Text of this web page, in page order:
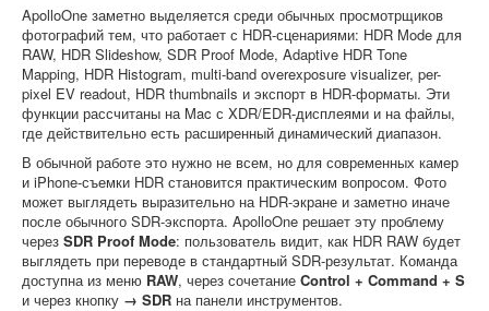
ApolloOne заметно выделяется среди обычных просмотрщиков
фотографий тем, что работает с HDR-сценариями: HDR Mode для
RAW, HDR Slideshow, SDR Proof Mode, Adaptive HDR Tone
Mapping, HDR Histogram, multi-band overexposure visualizer, per-
pixel EV readout, HDR thumbnails и экспорт в HDR-форматы. Эти
функции рассчитаны на Mac с XDR/EDR-дисплеями и на файлы,
где действительно есть расширенный динамический диапазон.
В обычной работе это нужно не всем, но для современных камер
и iPhone-съемки HDR становится практическим вопросом. Фото
может выглядеть выразительно на HDR-экране и заметно иначе
после обычного SDR-экспорта. ApolloOne решает эту проблему
через SDR Proof Mode: пользователь видит, как HDR RAW будет
выглядеть при переводе в стандартный SDR-результат. Команда
доступна из меню RAW, через сочетание Control + Command + S
и через кнопку → SDR на панели инструментов.